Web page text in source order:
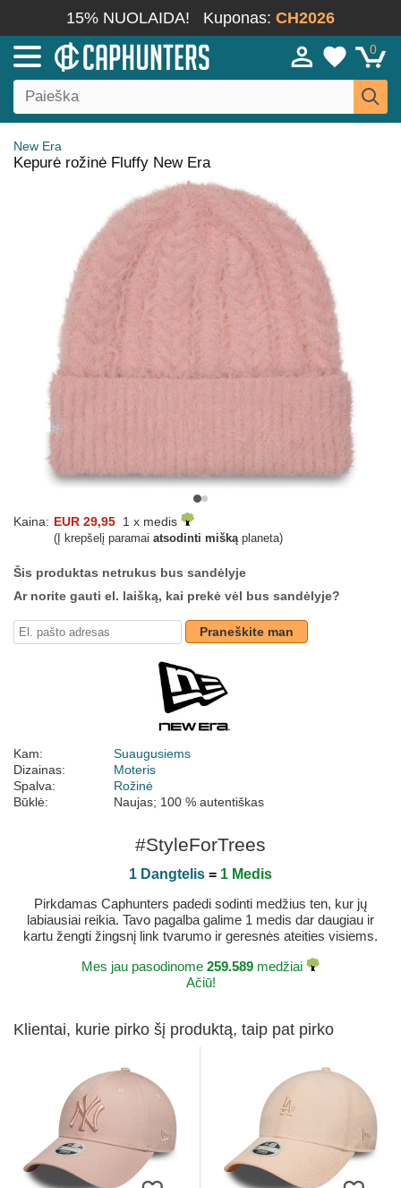
15% NUOLAIDA! Kuponas: CH2026
0
New Era
Kepurė rožinė Fluffy New Era
Kaina: EUR 29,95 1 x medis
(Į krepšelį paramai atsodinti miškąplaneta)
Šis produktas netrukus bus sandėlyje
Ar norite gauti el. laišką, kai prekė vėl bus sandėlyje?
Praneškite man
Kam:
Suaugusiems
Dizainas:
Moteris
Spalva:
Rožinė
Būklė:
Naujas; 100 % autentiškas
#StyleForTrees
1 Dangtelis = 1 Medis
Pirkdamas Caphunters padedi sodinti medžius ten, kur jų
labiausiai reikia. Tavo pagalba galime 1 medis dar daugiau ir
kartu žengti žingsnį link tvarumo ir geresnės ateities visiems.
Mes jau pasodinome 259.589 medžiai
Ačiū!
Klientai, kurie pirko šį produktą, taip pat pirko